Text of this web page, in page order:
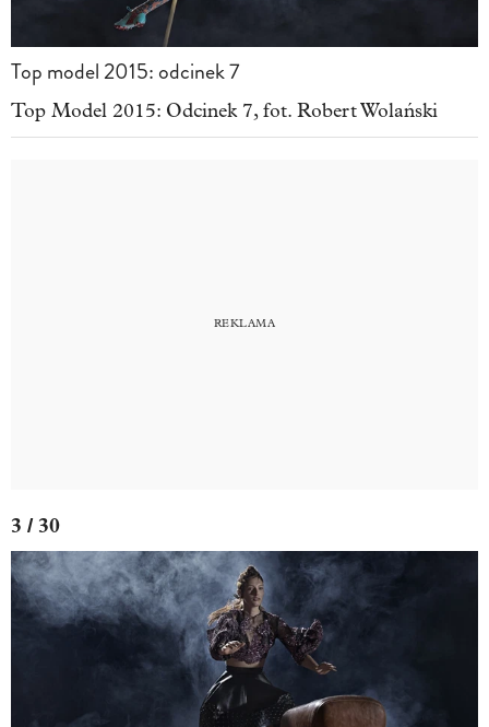
Top model 2015: odcinek 7
Top Model 2015: Odcinek 7, fot. Robert Wolański
3 / 30